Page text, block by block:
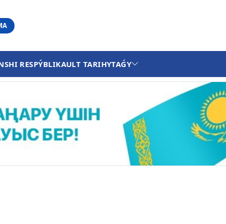
RESPÝBLIKAULT TARIHYTAǴY